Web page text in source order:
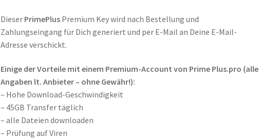
Dieser PrimePlusPremium Key wird nach Bestellung und
Zahlungseingang für Dich generiert und per E-Mail an Deine E-Mail-
Adresse verschickt.
Einige der Vorteile mit einem Premium-Account von Prime Plus.pro (alle
Angaben lt. Anbieter – ohne Gewähr!):
– Hohe Download-Geschwindigkeit
– 45GB Transfer täglich
– alle Dateien downloaden
– Prüfung auf Viren